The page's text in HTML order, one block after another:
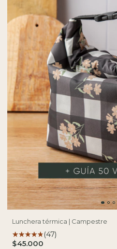
Lunchera térmica | Campestre
(47)
$45.000